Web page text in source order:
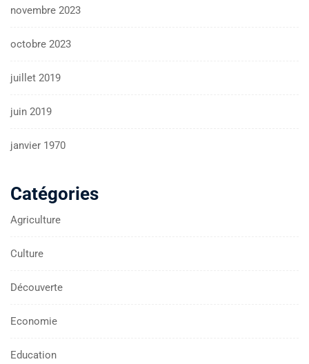
novembre 2023
octobre 2023
juillet 2019
juin 2019
janvier 1970
Catégories
Agriculture
Culture
Découverte
Economie
Education